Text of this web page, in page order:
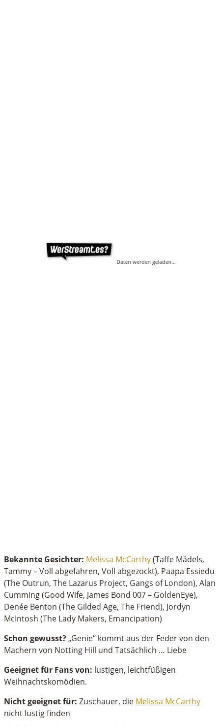
Daten werden geladen…
Bekannte Gesichter: Melissa McCarthy(Taffe Mädels,
Tammy – Voll abgefahren, Voll abgezockt), Paapa Essiedu
(The Outrun, The Lazarus Project, Gangs of London), Alan
Cumming (Good Wife, James Bond 007 – GoldenEye),
Denée Benton (The Gilded Age, The Friend), Jordyn
McIntosh (The Lady Makers, Emancipation)
Schon gewusst?„Genie“ kommt aus der Feder von den
Machern von Notting Hill und Tatsächlich … Liebe
Geeignet für Fans von: lustigen, leichtfüßigen
Weihnachtskomödien.
Nicht geeignet für: Zuschauer, die Melissa McCarthy
nicht lustig finden